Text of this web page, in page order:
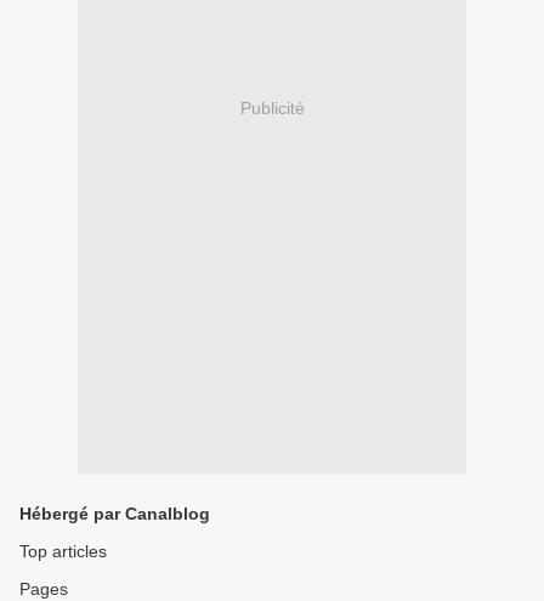
Publicité
Hébergé par Canalblog
Top articles
Pages